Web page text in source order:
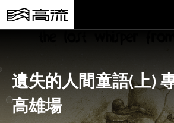
遺失的人間童語(上)
高雄場